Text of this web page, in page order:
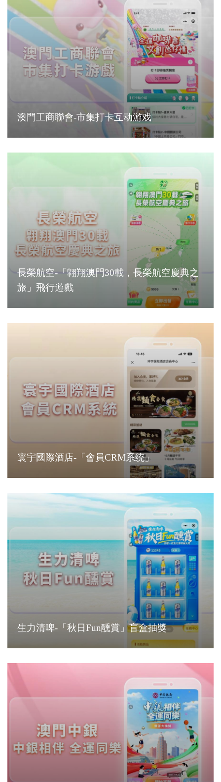
澳門工商聯會-市集打卡互动游戏
長榮航空-「翺翔澳門30載，長榮航空慶典之
旅」飛行遊戲
寰宇國際酒店-「會員CRM系统」
生力清啤-「秋日Fun醺賞」盲盒抽獎